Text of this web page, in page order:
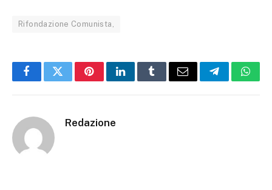
Rifondazione Comunista,
FacebookTwitterPinterestLinkedInTumblrEmail Telegram
Redazione